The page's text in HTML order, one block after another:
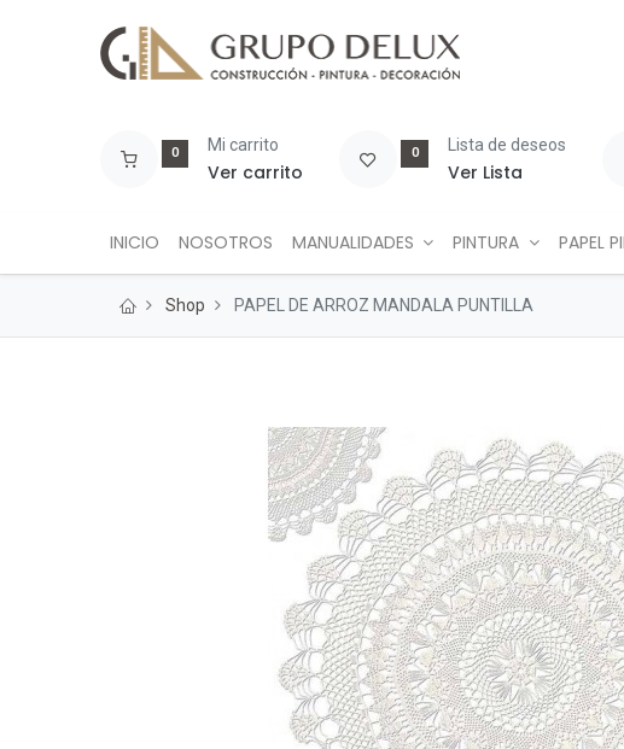
0 Mi carrito
Ver carrito
0 Lista de deseos
Ver Lista
INICIO NOSOTROS MANUALIDADES PINTURA PAPEL
Shop PAPEL DE ARROZ MANDALA PUNTILLA